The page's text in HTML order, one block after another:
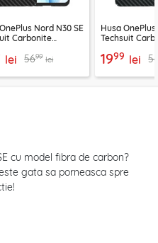
Nord N30 SE
Carbonite
lei 5699 lei
Husa
Techsuit
1999 lei
cu model fibra de carbon?
gata sa porneasca spre